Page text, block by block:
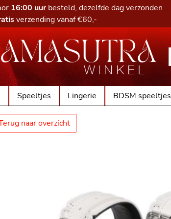
16:00 uurbesteld, dezelfde dag verzonden
verzending vanaf €60,-
Speeltjes Lingerie BDSM speeltjes
naar overzicht